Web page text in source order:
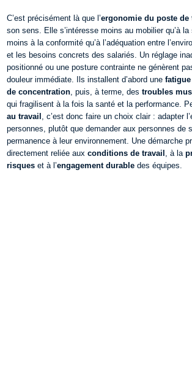
C’est précisément là que l’ergonomie du poste de
son sens. Elle s’intéresse moins au mobilier qu’à la
moins à la conformité qu’à l’adéquation entre
et les besoins concrets des salariés. Un réglage
positionné ou une posture contrainte ne génèrent
douleur immédiate. Ils installent d’abord une
de concentration , puis, à terme, destroubles
qui fragilisent à la fois la santé et la performance.
au travail , c’est donc faire un choix clair : adapter
personnes, plutôt que demander aux personnes de
permanence à leur environnement. Une démarche
directement reliée auxconditions de travail , à la
risques et à l’engagement durable des équipes.